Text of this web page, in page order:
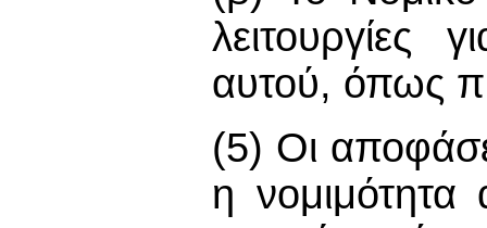
αυτού, όπως
(5) Οι
η νομιμότητα